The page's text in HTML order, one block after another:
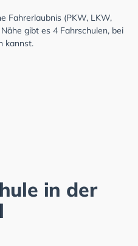
Fahrerlaubnis (PKW, LKW,
gibt es 4 Fahrschulen, bei
kannst.
in der